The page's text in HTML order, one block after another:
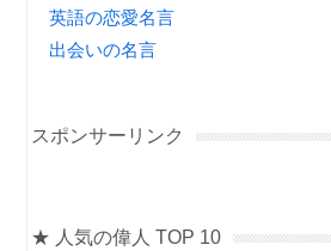
英語の恋愛名言
出会いの名言
スポンサーリンク
★ 人気の偉人 TOP 10